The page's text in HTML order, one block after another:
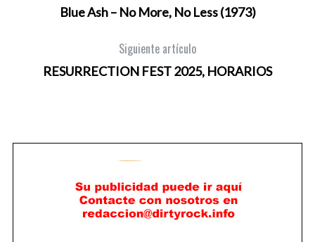
Blue Ash – No More, No Less (1973)
Siguiente artículo
RESURRECTION FEST 2025, HORARIOS